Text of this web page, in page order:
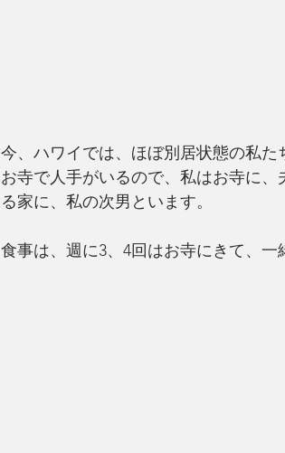
今、ハワイでは、ほぼ別居状態の私た
お寺で人手がいるので、私はお寺に
る家に、私の次男といます。
食事は、週に3、4回はお寺にきて、一